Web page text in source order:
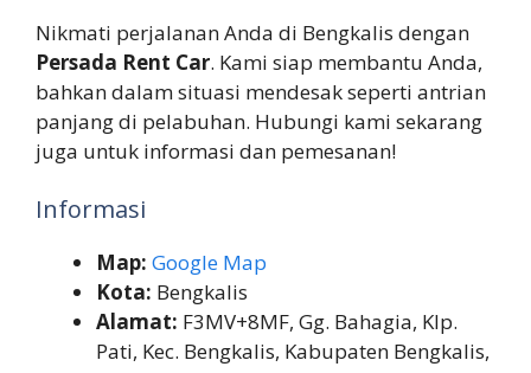
Nikmati perjalanan Anda di Bengkalis dengan
Persada Rent Car. Kami siap membantu Anda,
bahkan dalam situasi mendesak seperti antrian
panjang di pelabuhan. Hubungi kami sekarang
juga untuk informasi dan pemesanan!
Informasi
Map: Google Map
Kota: Bengkalis
Alamat: F3MV+8MF, Gg. Bahagia, Klp.
Pati, Kec. Bengkalis, Kabupaten Bengkalis,